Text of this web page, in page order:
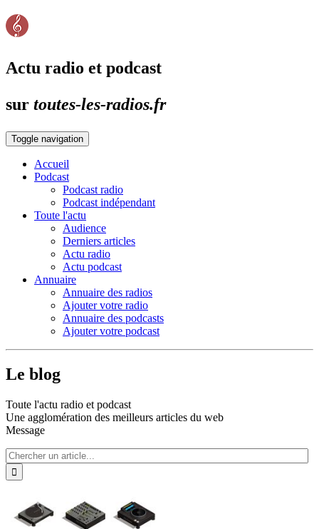
Actu radio et podcast
sur toutes-les-radios.fr
Toggle navigation
Accueil
Podcast
Podcast radio
Podcast indépendant
Toute l'actu
Audience
Derniers articles
Actu radio
Actu podcast
Annuaire
Annuaire des radios
Ajouter votre radio
Annuaire des podcasts
Ajouter votre podcast
Le blog
Toute l'actu radio et podcast
Une agglomération des meilleurs articles du web
Message